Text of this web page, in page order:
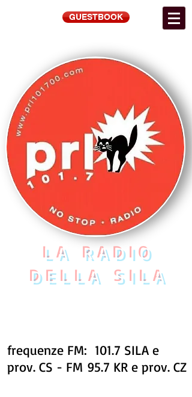
GUESTBOOK
LA RADIO
DELLA SILA
frequenze FM: 101.7 SILA e
prov. CS - FM 95.7 KR e prov. CZ